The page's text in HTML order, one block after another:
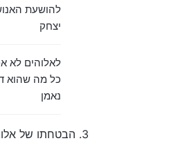
להושעת
יצחק
לאלוהים לא
כל מה שהוא
נאמן
3. הבטחתו של אלוהים לאברהם